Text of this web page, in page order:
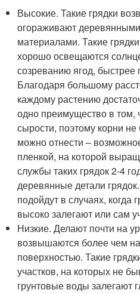
Высокие. Такие грядки
огораживают
материалами. Такие
хорошо освещаются
созреванию ягод, быстрее
Благодаря большому
каждому растению
одно преимущество в том,
сырости, поэтому корни не
можно отнести –
пленкой, на которой
службы таких грядок 2-4
деревянные детали
подойдут в случаях,
высоко залегают или сам
Низкие. Делают почти на
возвышаются более чем
поверхностью. Такие
участков, на которых не
грунтовые воды залегают